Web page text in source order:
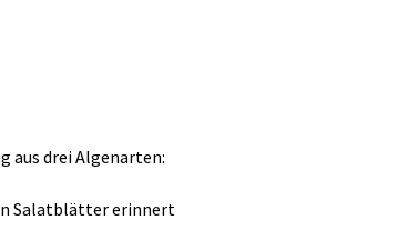
aus drei Algenarten:
Salatblätter erinnert